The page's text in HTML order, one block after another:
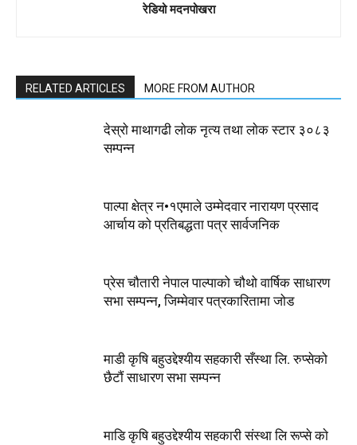
रेडियो मदनपोखरा
RELATED ARTICLES MORE FROM AUTHOR
देस्राे माथागढी लाेक नृत्य तथा लाेक स्टार ३०८३
सम्पन्न
पाल्पा क्षेत्र न•१एमाले उम्मेदवार नारायण प्रसाद
आर्चाय काे प्रतिबद्धता पत्र सार्वजनिक
प्रेस चौतारी नेपाल पाल्पाको चौथो वार्षिक साधारण
सभा सम्पन्न, जिम्मेवार पत्रकारितामा जोड
माडी कृषि बहुउद्देश्यीय सहकारी सँस्था लि. रुप्सेको
छैटाैं साधारण सभा सम्पन्न
माडि कृषि बहुउद्देश्यीय सहकारी संस्था लि रूप्से काे